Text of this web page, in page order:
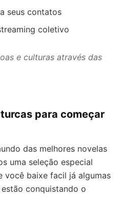
seus contatos
coletivo
e culturas através das
para começar
das melhores novelas
uma seleção especial
você baixe facil já algumas
conquistando o